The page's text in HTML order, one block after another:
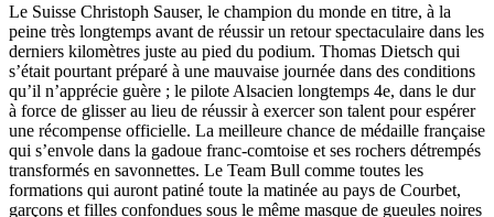
Le Suisse Christoph Sauser, le champion du monde en titre, à la
peine très longtemps avant de réussir un retour spectaculaire dans les
derniers kilomètres juste au pied du podium. Thomas Dietsch qui
s’était pourtant préparé à une mauvaise journée dans des conditions
qu’il n’apprécie guère ; le pilote Alsacien longtemps 4e, dans le dur
à force de glisser au lieu de réussir à exercer son talent pour espérer
une récompense officielle. La meilleure chance de médaille française
qui s’envole dans la gadoue franc-comtoise et ses rochers détrempés
transformés en savonnettes. Le Team Bull comme toutes les
formations qui auront patiné toute la matinée au pays de Courbet,
garçons et filles confondues sous le même masque de gueules noires